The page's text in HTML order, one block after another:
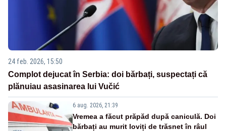
24 feb. 2026, 15:50
Complot dejucat în Serbia: doi bărbați, suspectați că
plănuiau asasinarea lui Vučić
6 aug. 2026, 21:39
Vremea a făcut prăpăd după caniculă. Doi
bărbați au murit loviți de trăsnet în râul